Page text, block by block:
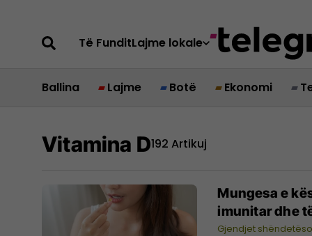
Të FunditLajme lokale
Ballina Lajme Botë Ekonomi
Vitamina D192 Artikuj
Mungesa e
imunitar dhe
Gjendjet